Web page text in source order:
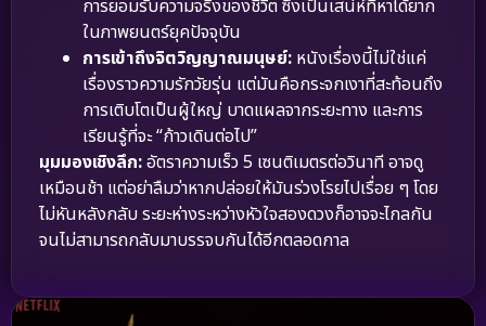
การยอมรับความจริงของชีวิต ซึ่งเป็นเสน่ห์ที่หาได้ยาก
ในภาพยนตร์ยุคปัจจุบัน
การเข้าถึงจิตวิญญาณมนุษย์: หนังเรื่องนี้ไม่ใช่แค่
เรื่องราวความรักวัยรุ่น แต่มันคือกระจกเงาที่สะท้อนถึง
การเติบโตเป็นผู้ใหญ่ บาดแผลจากระยะทาง และการ
เรียนรู้ที่จะ “ก้าวเดินต่อไป”
มุมมองเชิงลึก:อัตราความเร็ว 5 เซนติเมตรต่อวินาที อาจดู
เหมือนช้า แต่อย่าลืมว่าหากปล่อยให้มันร่วงโรยไปเรื่อย ๆ โดย
ไม่หันหลังกลับ ระยะห่างระหว่างหัวใจสองดวงก็อาจจะไกลกัน
จนไม่สามารถกลับมาบรรจบกันได้อีกตลอดกาล